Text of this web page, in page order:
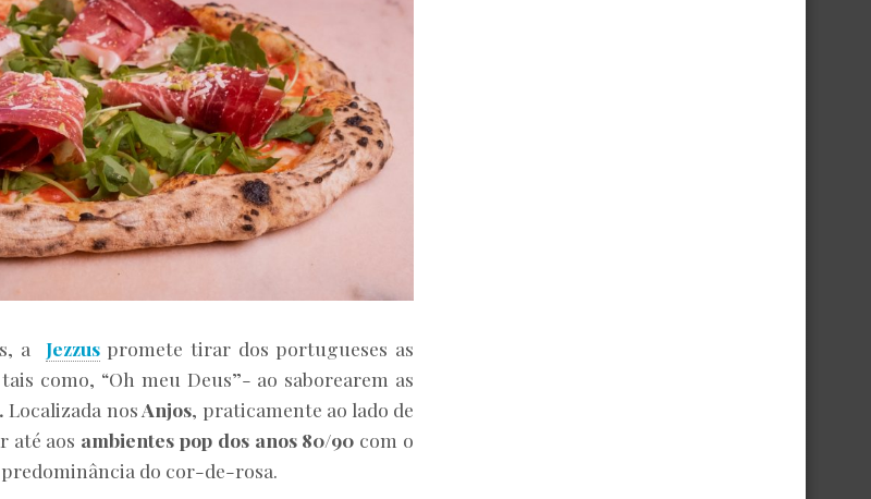
a Jezzuspromete tirar dos portugueses as
como, “Oh meu Deus”- ao saborearem as
Localizada nos Anjos, praticamente ao lado de
até aos ambientes pop dos anos 80/90 com o
predominância do cor-de-rosa.